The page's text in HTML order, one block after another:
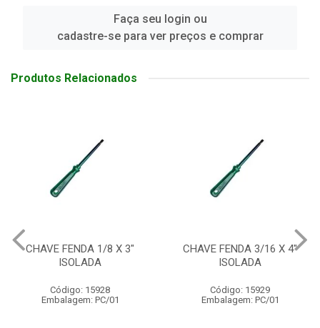
Faça seu login ou
cadastre-se para ver preços e comprar
Produtos Relacionados
X 3"
CHAVE FENDA 3/16 X 4"
Código: 15929
Embalagem: PC/01
CHAVE FENDA 3/
Código:
Embalagem: